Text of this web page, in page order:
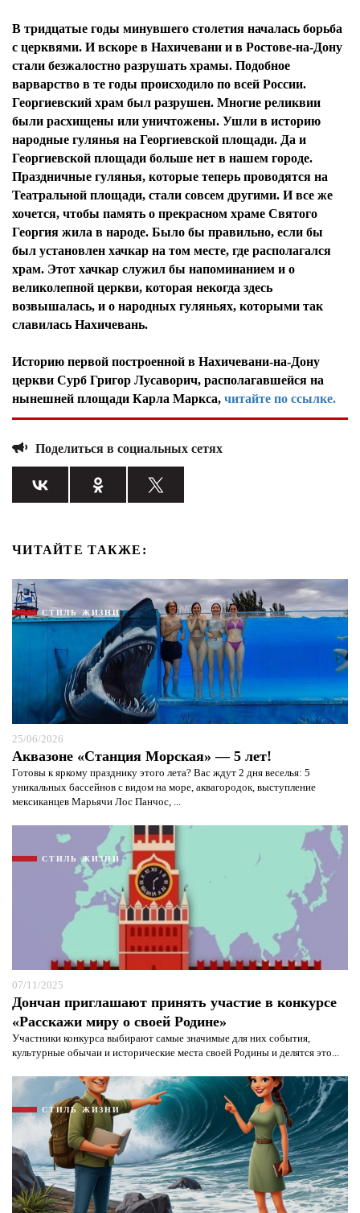
В тридцатые годы минувшего столетия началась борьба
с церквями. И вскоре в Нахичевани и в Ростове-на-Дону
стали безжалостно разрушать храмы. Подобное
варварство в те годы происходило по всей России.
Георгиевский храм был разрушен. Многие реликвии
были расхищены или уничтожены. Ушли в историю
народные гулянья на Георгиевской площади. Да и
Георгиевской площади больше нет в нашем городе.
Праздничные гулянья, которые теперь проводятся на
Театральной площади, стали совсем другими. И все же
хочется, чтобы память о прекрасном храме Святого
Георгия жила в народе. Было бы правильно, если бы
был установлен хачкар на том месте, где располагался
храм. Этот хачкар служил бы напоминанием и о
великолепной церкви, которая некогда здесь
возвышалась, и о народных гуляньях, которыми так
славилась Нахичевань.
Историю первой построенной в Нахичевани-на-Дону
церкви Сурб Григор Лусаворич, располагавшейся на
нынешней площади Карла Маркса, читайте по ссылке.
Поделиться в социальных сетях
ЧИТАЙТЕ ТАКЖЕ:
СТИЛЬ ЖИЗНИ
25/06/2026
Аквазоне «Станция Морская» — 5 лет!
Готовы к яркому празднику этого лета? Вас ждут 2 дня веселья: 5
уникальных бассейнов с видом на море, аквагородок, выступление
мексиканцев Марьячи Лос Панчос, ...
СТИЛЬ ЖИЗНИ
07/11/2025
Дончан приглашают принять участие в конкурсе
«Расскажи миру о своей Родине»
Участники конкурса выбирают самые значимые для них события,
культурные обычаи и исторические места своей Родины и делятся это...
СТИЛЬ ЖИЗНИ
Я согласен с политикой конфиденциальности и
защиты информации*
Я согласен с
политикой конфиденциальности и
защиты информации*